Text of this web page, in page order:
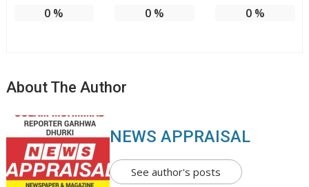
0 % 0 % 0%
About The Author
NEWS APPRAISAL
See author's posts